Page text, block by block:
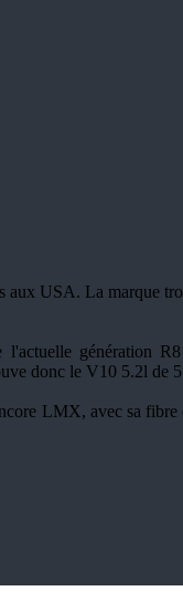
USA. La marque
génération
donc le V10 5.2l
LMX, avec sa fibre